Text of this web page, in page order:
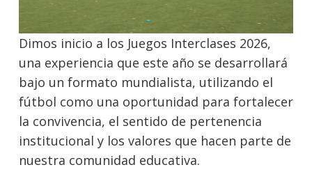
Dimos inicio a los Juegos Interclases 2026,
una experiencia que este año se desarrollará
bajo un formato mundialista, utilizando el
fútbol como una oportunidad para fortalecer
la convivencia, el sentido de pertenencia
institucional y los valores que hacen parte de
nuestra comunidad educativa.